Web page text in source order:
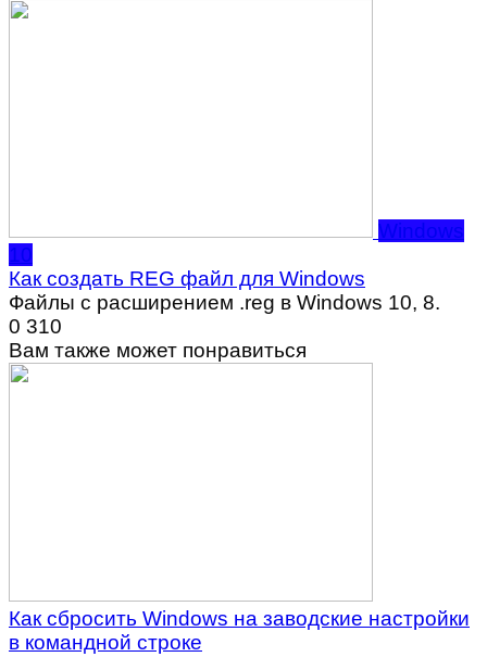
Windows
10
Как создать REG файл для Windows
Файлы с расширением .reg в Windows 10, 8.
0 310
Вам также может понравиться
Как сбросить Windows на заводские настройки
в командной строке